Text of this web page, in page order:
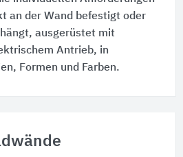
an der Wand befestigt oder
ausgerüstet mit
Antrieb, in
Formen und Farben.